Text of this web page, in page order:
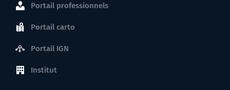
Portail professionnels
Portail carto
Portail IGN
Institut